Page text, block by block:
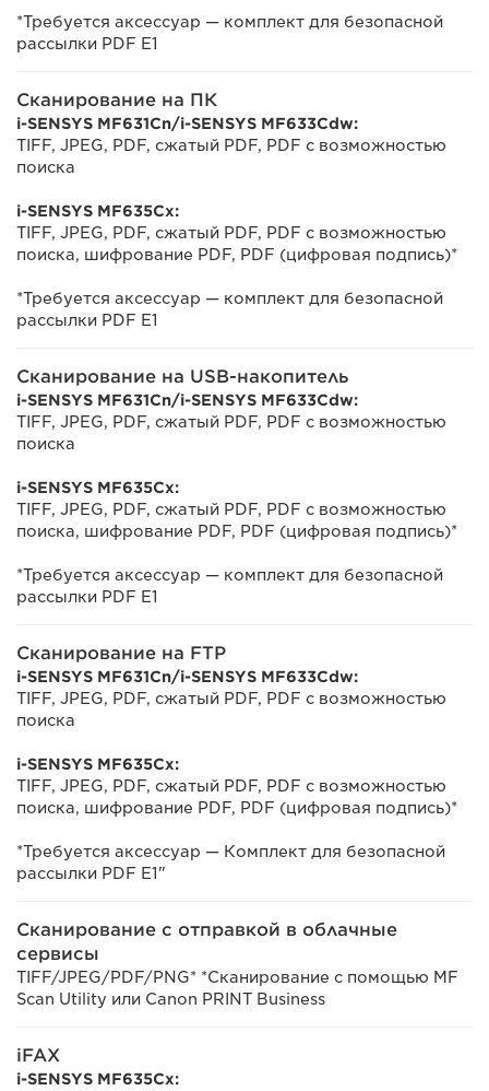
*Требуется аксессуар — комплект для безопасной
рассылки PDF E1
Сканирование на ПК
i-SENSYS MF631Cn/i-SENSYS MF633Cdw:
TIFF, JPEG, PDF, сжатый PDF, PDF с возможностью
поиска
i-SENSYS MF635Cx:
TIFF, JPEG, PDF, сжатый PDF, PDF с возможностью
поиска, шифрование PDF, PDF (цифровая подпись)*
*Требуется аксессуар — комплект для безопасной
рассылки PDF E1
Сканирование на USB-накопитель
i-SENSYS MF631Cn/i-SENSYS MF633Cdw:
TIFF, JPEG, PDF, сжатый PDF, PDF с возможностью
поиска
i-SENSYS MF635Cx:
TIFF, JPEG, PDF, сжатый PDF, PDF с возможностью
поиска, шифрование PDF, PDF (цифровая подпись)*
*Требуется аксессуар — комплект для безопасной
рассылки PDF E1
Сканирование на FTP
i-SENSYS MF631Cn/i-SENSYS MF633Cdw:
TIFF, JPEG, PDF, сжатый PDF, PDF с возможностью
поиска
i-SENSYS MF635Cx:
TIFF, JPEG, PDF, сжатый PDF, PDF с возможностью
поиска, шифрование PDF, PDF (цифровая подпись)*
*Требуется аксессуар — Комплект для безопасной
рассылки PDF E1"
Сканирование с отправкой в облачные
сервисы
TIFF/JPEG/PDF/PNG* *Сканирование с помощью MF
Scan Utility или Canon PRINT Business
iFAX
i-SENSYS MF635Cx: